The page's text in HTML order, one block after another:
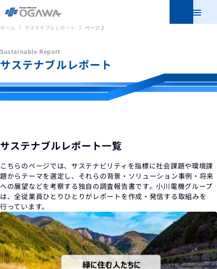
メニュ
ホーム サステナブルレポート ページ 2
Sustainable Report
サステナブルレポート
サステナブルレポート一覧
こちらのページでは、サステナビリティを指標に社会課題や環境課
題からテーマを選定し、 それらの背景・ソリューション事例・将来
への展望などを考察する独自の調査報告書です。小川電機グループ
は、全従業員ひとりひとりがレポートを作成・発信する取組みを
行っています。